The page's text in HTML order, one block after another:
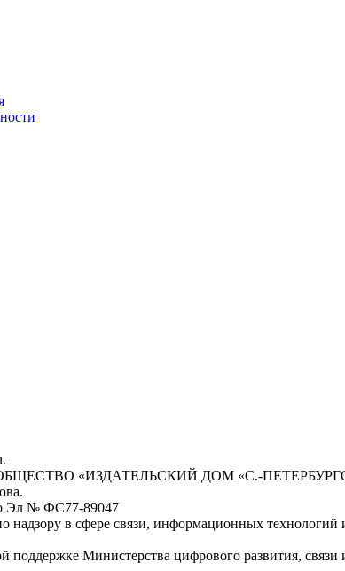
«ИЗДАТЕЛЬСКИЙ ДОМ «С.-
Эл № ФС77-89047
надзору в сфере связи, информационных
поддержке Министерства цифрового развития,